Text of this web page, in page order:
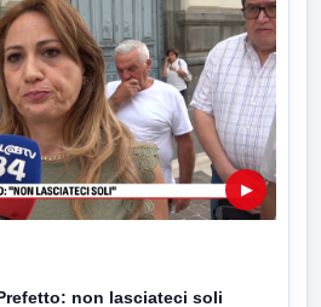
▶
non lasciateci soli